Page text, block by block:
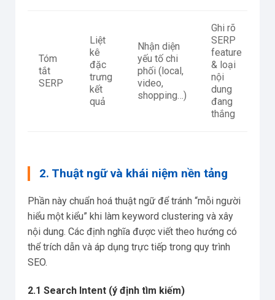
Tóm
tắt
SERP
Liệt
kê
đặc
trưng
kết
quả
Nhận diện
yếu tố chi
phối (local,
video,
shopping…)
Ghi rõ
SERP
feature
& loại
nội
dung
đang
thắng
2. Thuật ngữ và khái niệm nền tảng
Phần này chuẩn hoá thuật ngữ để tránh “mỗi người
hiểu một kiểu” khi làm keyword clustering và xây
nội dung. Các định nghĩa được viết theo hướng có
thể trích dẫn và áp dụng trực tiếp trong quy trình
SEO.
2.1 Search Intent (ý định tìm kiếm)